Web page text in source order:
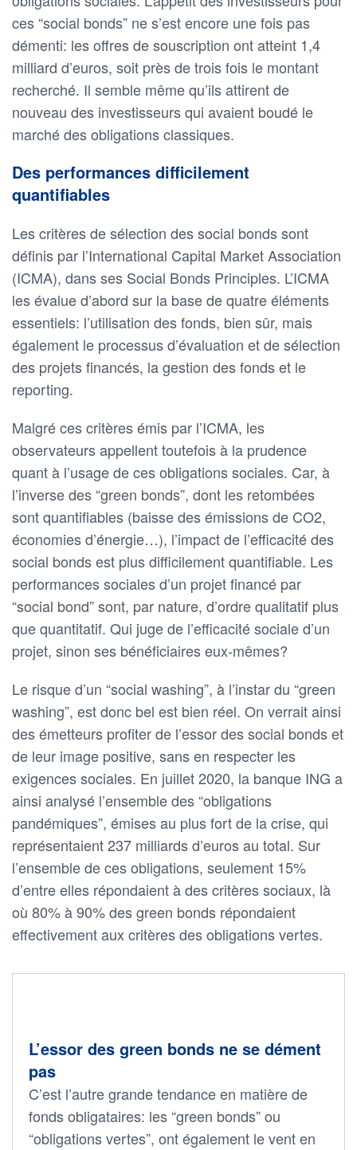
ces “social bonds” ne s’est encore une fois pas
démenti: les offres de souscription ont atteint 1,4
milliard d’euros, soit près de trois fois le montant
recherché. Il semble même qu’ils attirent de
nouveau des investisseurs qui avaient boudé le
marché des obligations classiques.
Des performances difficilement
quantifiables
Les critères de sélection des social bonds sont
définis par l’International Capital Market Association
(ICMA), dans ses Social Bonds Principles. L’ICMA
les évalue d’abord sur la base de quatre éléments
essentiels: l’utilisation des fonds, bien sûr, mais
également le processus d’évaluation et de sélection
des projets financés, la gestion des fonds et le
reporting.
Malgré ces critères émis par l’ICMA, les
observateurs appellent toutefois à la prudence
quant à l’usage de ces obligations sociales. Car, à
l’inverse des “green bonds”, dont les retombées
sont quantifiables (baisse des émissions de CO2,
économies d’énergie…), l’impact de l’efficacité des
social bonds est plus difficilement quantifiable. Les
performances sociales d’un projet financé par
“social bond” sont, par nature, d’ordre qualitatif plus
que quantitatif. Qui juge de l’efficacité sociale d’un
projet, sinon ses bénéficiaires eux-mêmes?
Le risque d’un “social washing”, à l’instar du “green
washing”, est donc bel est bien réel. On verrait ainsi
des émetteurs profiter de l’essor des social bonds et
de leur image positive, sans en respecter les
exigences sociales. En juillet 2020, la banque ING a
ainsi analysé l’ensemble des “obligations
pandémiques”, émises au plus fort de la crise, qui
représentaient 237 milliards d’euros au total. Sur
l’ensemble de ces obligations, seulement 15%
d’entre elles répondaient à des critères sociaux, là
où 80% à 90% des green bonds répondaient
effectivement aux critères des obligations vertes.
L’essor des green bonds ne se dément
pas
C’est l’autre grande tendance en matière de
fonds obligataires: les “green bonds” ou
“obligations vertes”, ont également le vent en